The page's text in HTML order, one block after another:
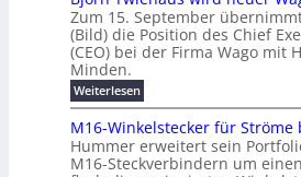
h
r
T
m
p
o
u
n
e
r
n
e
E
e
r
r
u
n
s
l
a
s
t
e
i
m
0
2
6
E
u
f
ü
h
r
n
g
e
n
f
ü
r
s
a
t
z
a
c
h
s
t
u
Zum 15. September
(Bild) die Position des Chief
(CEO) bei der Firma Wago mit
Minden.
Weiterlesen:
B
ö
r
n
M16-Winkelstecker für Ströme
Hummer erweitert sein
M16-Steckverbindern um